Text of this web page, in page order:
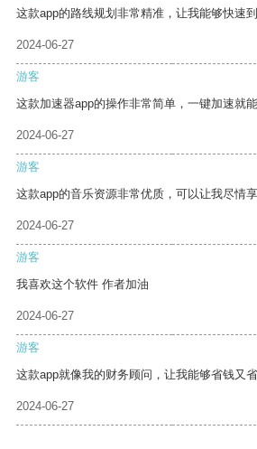
这款app的路线规划非常精准，让我能够快速到
2024-06-27
游客
这款加速器app的操作非常简单，一键加速就
2024-06-27
游客
这款app的音乐资源非常优质，可以让我尽情享
2024-06-27
游客
我喜欢这个软件 作者加油
2024-06-27
游客
这款app就像我的财务顾问，让我能够省钱又省
2024-06-27